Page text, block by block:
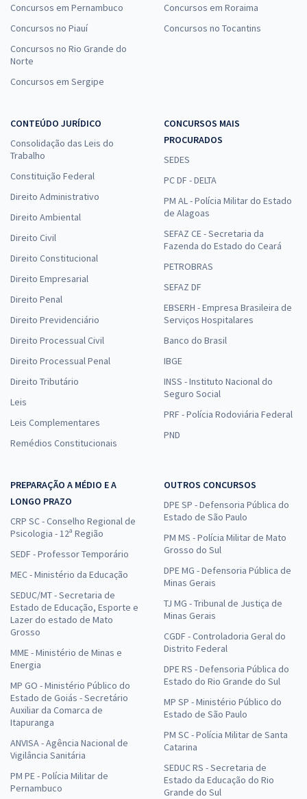
Concursos em Pernambuco
Concursos no Piauí
Concursos no Rio Grande do
Norte
Concursos em Sergipe
Concursos em Roraima
Concursos no Tocantins
CONTEÚDO JURÍDICO
Consolidação das Leis do
Trabalho
Constituição Federal
Direito Administrativo
Direito Ambiental
Direito Civil
Direito Constitucional
Direito Empresarial
Direito Penal
Direito Previdenciário
Direito Processual Civil
Direito Processual Penal
Direito Tributário
Leis
Leis Complementares
Remédios Constitucionais
CONCURSOS MAIS
PROCURADOS
SEDES
PC DF - DELTA
PM AL - Polícia Militar do Estado
de Alagoas
SEFAZ CE - Secretaria da
Fazenda do Estado do Ceará
PETROBRAS
SEFAZ DF
EBSERH - Empresa Brasileira de
Serviços Hospitalares
Banco do Brasil
IBGE
INSS - Instituto Nacional do
Seguro Social
PRF - Polícia Rodoviária Federal
PND
PREPARAÇÃO A MÉDIO E A
LONGO PRAZO
CRP SC - Conselho Regional de
Psicologia - 12ª Região
SEDF - Professor Temporário
MEC - Ministério da Educação
SEDUC/MT - Secretaria de
Estado de Educação, Esporte e
Lazer do estado de Mato
Grosso
MME - Ministério de Minas e
Energia
MP GO - Ministério Público do
Estado de Goiás - Secretário
Auxiliar da Comarca de
Itapuranga
ANVISA - Agência Nacional de
Vigilância Sanitária
PM PE - Polícia Militar de
Pernambuco
OUTROS CONCURSOS
DPE SP - Defensoria Pública do
Estado de São Paulo
PM MS - Polícia Militar de Mato
Grosso do Sul
DPE MG - Defensoria Pública de
Minas Gerais
TJ MG - Tribunal de Justiça de
Minas Gerais
CGDF - Controladoria Geral do
Distrito Federal
DPE RS - Defensoria Pública do
Estado do Rio Grande do Sul
MP SP - Ministério Público do
Estado de São Paulo
PM SC - Polícia Militar de Santa
Catarina
SEDUC RS - Secretaria de
Estado da Educação do Rio
Grande do Sul